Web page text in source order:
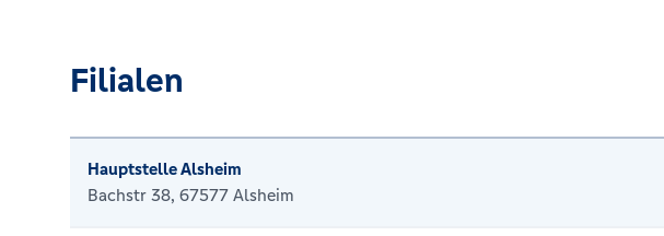
Filialen
Hauptstelle Alsheim
Bachstr 38, 67577 Alsheim